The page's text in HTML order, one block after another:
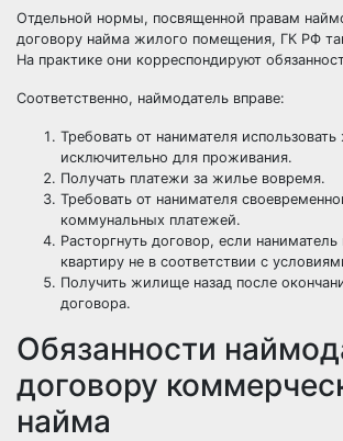
Отдельной нормы, посвященной правам
договору найма жилого помещения, ГК РФ
На практике они корреспондируют
Соответственно, наймодатель вправе:
Требовать от нанимателя
исключительно для проживания.
Получать платежи за жилье вовремя.
Требовать от нанимателя
коммунальных платежей.
Расторгнуть договор, если наниматель
квартиру не в соответствии с
Получить жилище назад после
договора.
Обязанности
договору
найма